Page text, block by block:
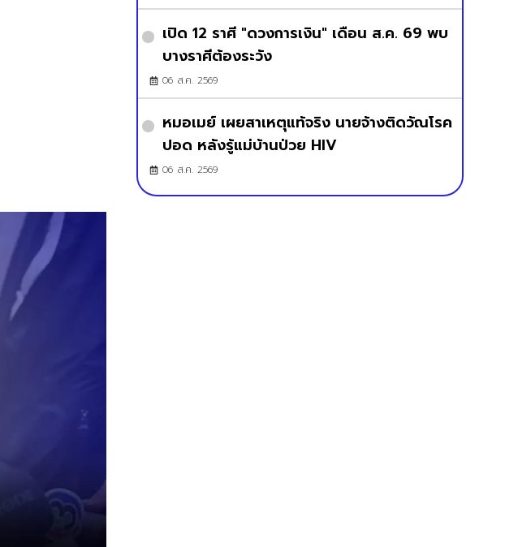
เปิด 12 ราศี "ดวงการเงิน" เดือน ส.ค. 69 พบ
บางราศีต้องระวัง
06 ส.ค. 2569
หมอเมย์ เผยสาเหตุแท้จริง นายจ้างติดวัณโรค
ปอด หลังรู้แม่บ้านป่วย HIV
06 ส.ค. 2569